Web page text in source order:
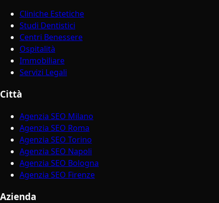
Cliniche Estetiche
Studi Dentistici
Centri Benessere
Ospitalità
Immobiliare
Servizi Legali
Città
Agenzia SEO Milano
Agenzia SEO Roma
Agenzia SEO Torino
Agenzia SEO Napoli
Agenzia SEO Bologna
Agenzia SEO Firenze
Azienda